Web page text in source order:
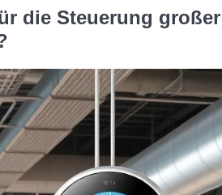
die Steuerung großer